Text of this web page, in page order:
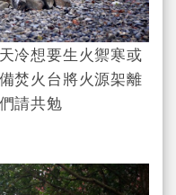
冷想要生火禦寒或
焚火台將火源架離
請共勉